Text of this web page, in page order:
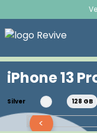
iPhone 13
Silver 128 GB
<